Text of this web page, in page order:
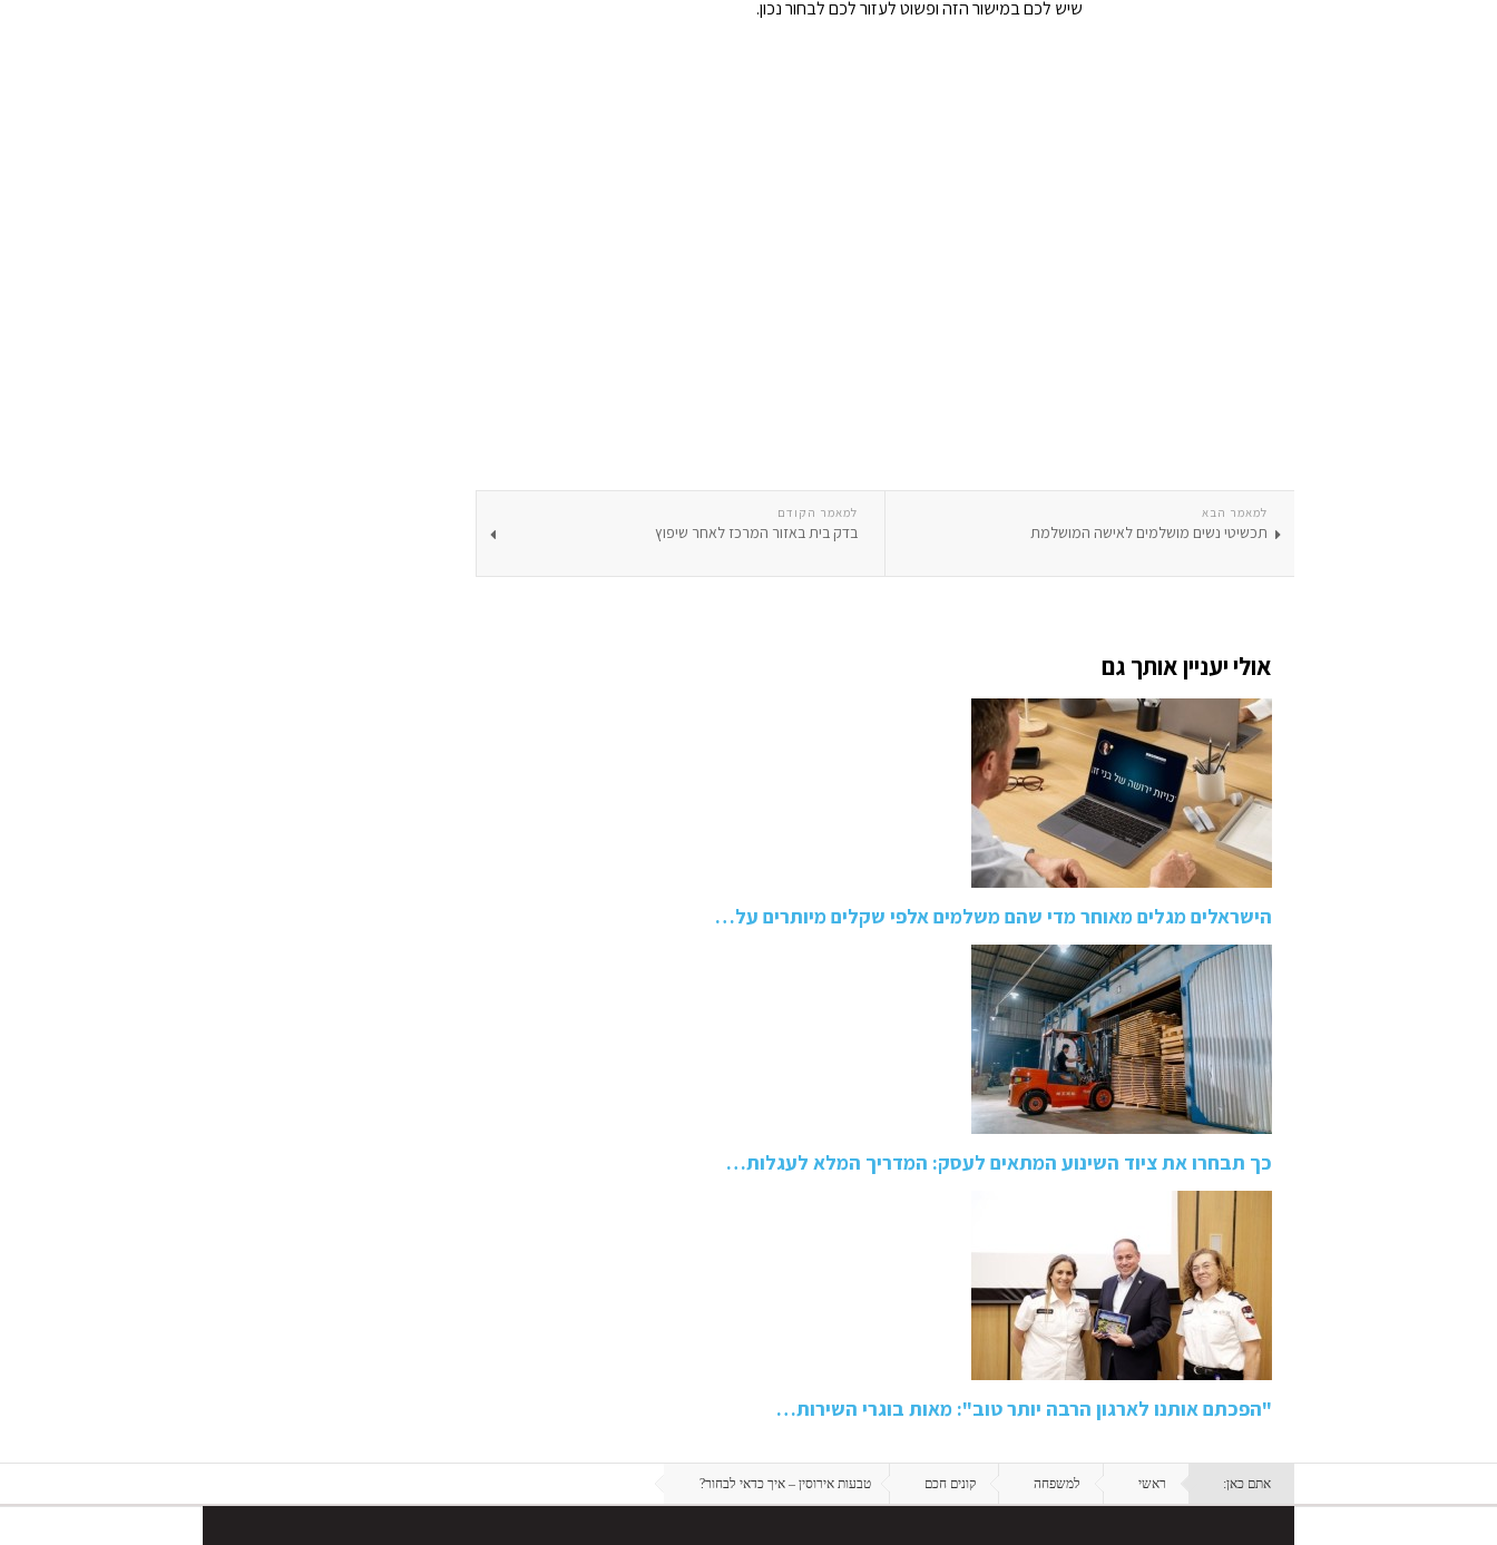
שיש לכם במישור הזה ופשוט לעזור לכם לבחור נכון.
למאמר הקודם
בדק בית באזור המרכז לאחר שיפוץ
למאמר הבא
תכשיטי נשים מושלמים לאישה המושלמת
אולי יעניין אותך גם
הישראלים מגלים מאוחר מדי שהם משלמים אלפי שקלים מיותרים על…
כך תבחרו את ציוד השינוע המתאים לעסק: המדריך המלא לעגלות…
"הפכתם אותנו לארגון הרבה יותר טוב": מאות בוגרי השירות…
אתם כאן: ראשי למשפחה קונים חכם טבעות אירוסין – איך כדאי לבחור?